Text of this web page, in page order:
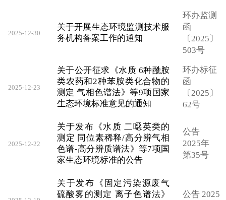
2025-12-30
关于开展生态环境监测技术服
务机构备案工作的通知
环办监测
函
〔2025〕
503号
2025-12-23
关于公开征求《水质 6种酰胺
类农药和2种苯胺类化合物的
测定 气相色谱法》等9项国家
生态环境标准意见的通知
环办标征
函
〔2025〕
62号
2025-12-22
关于发布《水质 二噁英类的
测定 同位素稀释/高分辨气相
色谱-高分辨质谱法》等7项国
家生态环境标准的公告
公告
2025年
第35号
关于发布《固定污染源废气
硫酸雾的测定 离子色谱法》
公告 2025